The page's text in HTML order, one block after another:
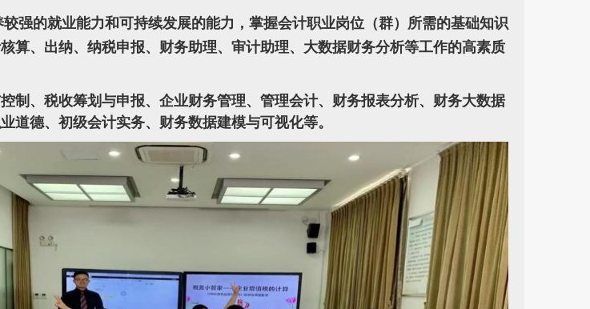
强的就业能力和可持续发展的能力，掌握会计职业岗位（群）所需的基础知识
算、出纳、纳税申报、财务助理、审计助理、大数据财务分析等工作的高素质
制、税收筹划与申报、企业财务管理、管理会计、财务报表分析、财务大数据
道德、初级会计实务、财务数据建模与可视化等。